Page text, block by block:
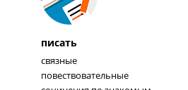
писать
связные
повествовательные